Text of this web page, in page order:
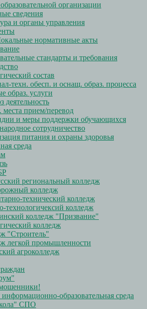
организации
сведения
и органы управления
нормативные акты
стандарты и требования
состав
техн. обесп. и оснащ. образ. процесса
образ. услуги
деятельность
места прием/перевод
и меры поддержки обучающихся
сотрудничество
питания и охраны здоровья
среда
региональный колледж
колледж
технический колледж
технологичексий колледж
колледж "Призвание"
колледж
"Строитель"
легкой промышленности
агроколледж
образовательная среда
СПО